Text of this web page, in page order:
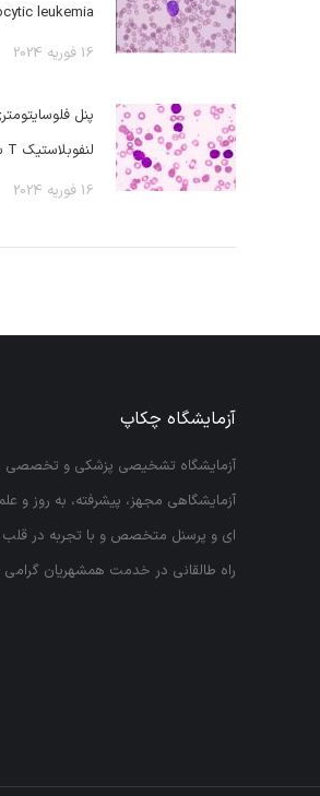
leukemia
16 فوریه 2024
پنل
لنفوبلاستیک T سلولی
16 فوریه 2024
آزمایشگاه چکاپ
آزمایشگاهی مجهز، پیشرفته، به روز و
ای و پرسنل متخصص و با تجربه در
راه طالقانی در خدمت همشهریان